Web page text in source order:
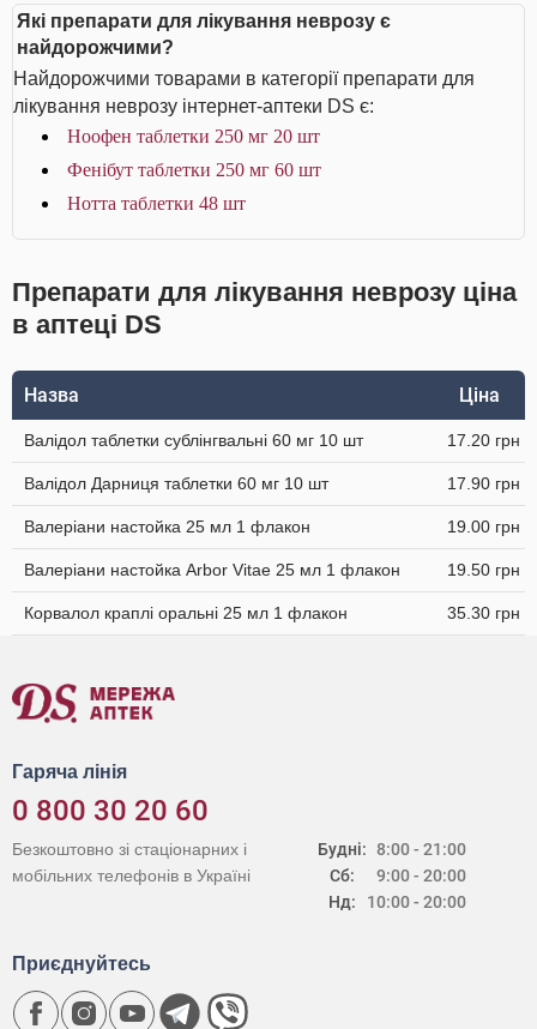
Які препарати для лікування неврозу є
найдорожчими?
Найдорожчими товарами в категорії препарати для
лікування неврозу інтернет-аптеки DS є:
Ноофен таблетки 250 мг 20 шт
Фенібут таблетки 250 мг 60 шт
Нотта таблетки 48 шт
Препарати для лікування неврозу ціна
в аптеці DS
Назва Ціна
Валідол таблетки сублінгвальні 60 мг 10 шт 17.20 грн
Валідол Дарниця таблетки 60 мг 10 шт 17.90 грн
Валеріани настойка 25 мл 1 флакон 19.00 грн
Валеріани настойка Arbor Vitae 25 мл 1 флакон 19.50 грн
Корвалол краплі оральні 25 мл 1 флакон 35.30 грн
Гаряча лінія
0 800 30 20 60
Будні:
Сб:
Нд:
8:00 - 21:00
9:00 - 20:00
10:00 - 20:00
Безкоштовно зі стаціонарних і
мобільних телефонів в Україні
Приєднуйтесь